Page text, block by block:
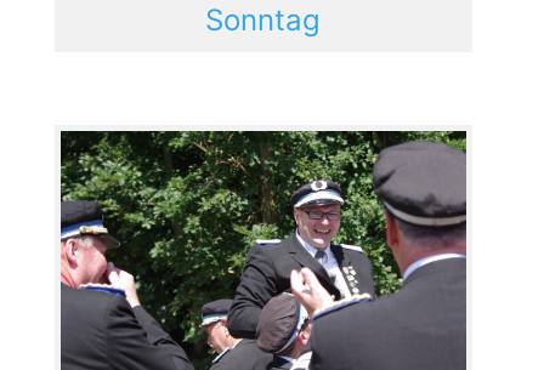
Sonntag